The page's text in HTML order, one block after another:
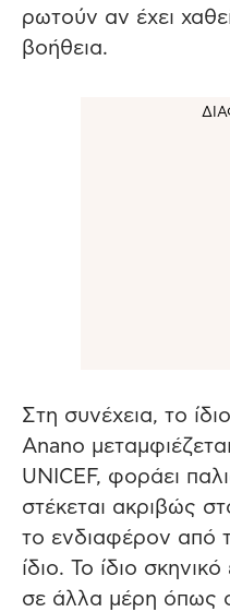
ρωτούν αν έχει
βοήθεια.
Στη συνέχεια, το
Αnano
UNICEF, φοράει
στέκεται ακριβώς
το ενδιαφέρον από
ίδιο. Το ίδιο
σε άλλα μέρη όπως